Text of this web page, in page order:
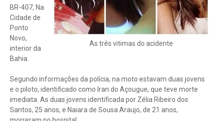
As três vitimas do acidente
BR-407, Na
Cidade de
Ponto
Novo,
interior da
Bahia.
Segundo informações da polícia, na moto estavam duas jovens
e o piloto, identificado como Iran do Açougue, que teve morte
imediata. As duas jovens identificada por Zélia Ribeiro dos
Santos, 25 anos, e Naiara de Sousa Araujo, de 21 anos,